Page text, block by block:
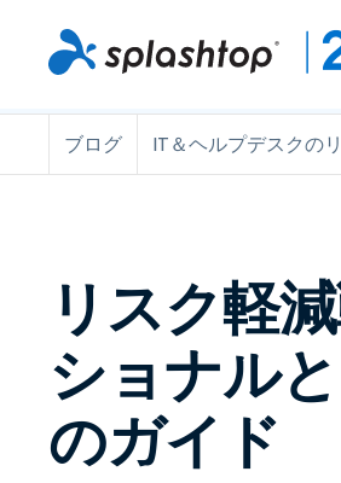
Remote
す。
ブログ IT＆ヘルプデスクの
リスク軽
ショナル
のガイド